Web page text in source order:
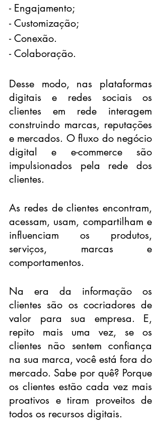
- Engajamento;
- Customização;
- Conexão.
- Colaboração.
Desse modo, nas plataformas
digitais e redes sociais os
clientes em rede interagem
construindo marcas, reputações
e mercados. O fluxo do negócio
digital e e-commerce são
impulsionados pela rede dos
clientes.
As redes de clientes encontram,
acessam, usam, compartilham e
influenciam os produtos,
serviços, marcas e
comportamentos.
Na era da informação os
clientes são os cocriadores de
valor para sua empresa. E,
repito mais uma vez, se os
clientes não sentem confiança
na sua marca, você está fora do
mercado. Sabe por quê? Porque
os clientes estão cada vez mais
proativos e tiram proveitos de
todos os recursos digitais.